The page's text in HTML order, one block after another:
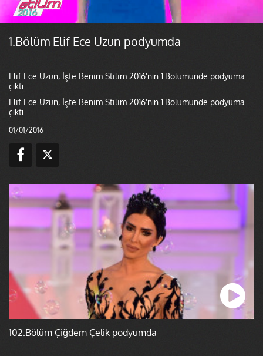
1.Bölüm Elif Ece Uzun podyumda
Elif Ece Uzun, İşte Benim Stilim 2016'nın 1.Bölümünde podyuma
çıktı.
Elif Ece Uzun, İşte Benim Stilim 2016'nın 1.Bölümünde podyuma
çıktı.
01/01/2016
102.Bölüm Çiğdem Çelik podyumda